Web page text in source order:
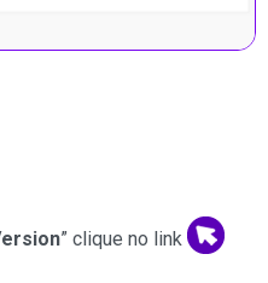
” clique no link